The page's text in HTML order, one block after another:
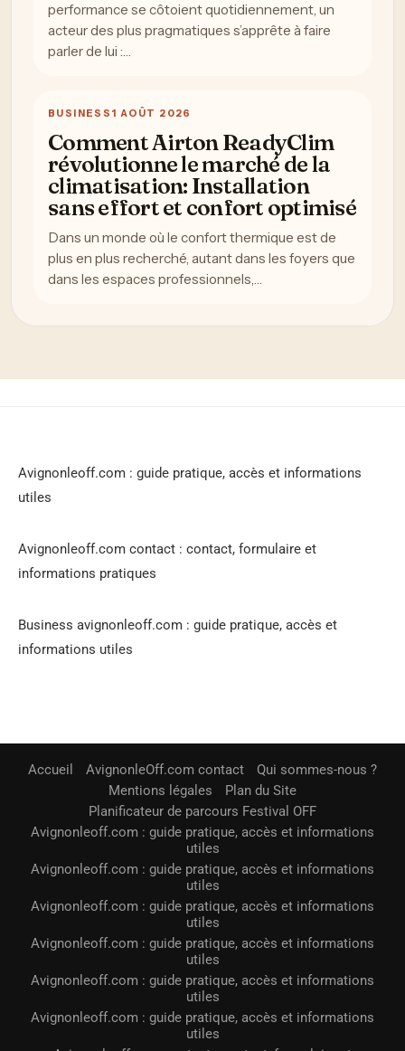
performance se côtoient quotidiennement, un
acteur des plus pragmatiques s’apprête à faire
parler de lui :…
BUSINESS 1 AOÛT 2026
Comment Airton ReadyClim
révolutionne le marché de la
climatisation: Installation
sans effort et confort optimisé
Dans un monde où le confort thermique est de
plus en plus recherché, autant dans les foyers que
dans les espaces professionnels,…
Avignonleoff.com : guide pratique, accès et informations
utiles
Avignonleoff.com contact : contact, formulaire et
informations pratiques
Business avignonleoff.com : guide pratique, accès et
informations utiles
Accueil AvignonleOff.com contact
Qui sommes-nous ?
Mentions légales
Plan du Site
Planificateur de parcours Festival OFF
Avignonleoff.com : guide pratique, accès et informations
utiles
Avignonleoff.com : guide pratique, accès et informations
utiles
Avignonleoff.com : guide pratique, accès et informations
utiles
Avignonleoff.com : guide pratique, accès et informations
utiles
Avignonleoff.com : guide pratique, accès et informations
utiles
Avignonleoff.com : guide pratique, accès et informations
utiles